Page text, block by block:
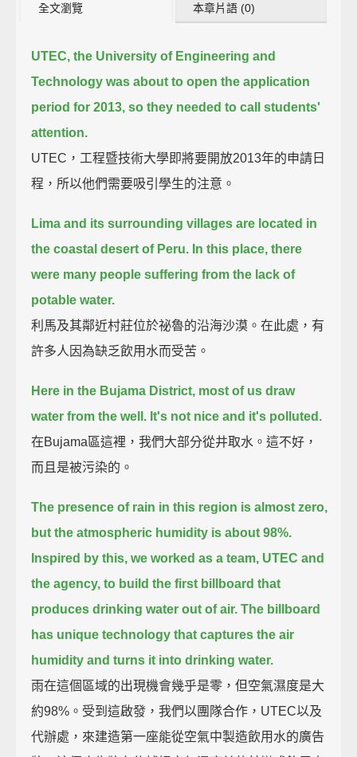
全文瀏覽 本章片語 (0)
UTEC, the University of Engineering and
Technology was about to open the application
period for 2013, so they needed to call students'
attention.
UTEC，工程暨技術大學即將要開放2013年的申請日
程，所以他們需要吸引學生的注意。
Lima and its surrounding villages are located in
the coastal desert of Peru. In this place, there
were many people suffering from the lack of
potable water.
利馬及其鄰近村莊位於祕魯的沿海沙漠。在此處，有
許多人因為缺乏飲用水而受苦。
Here in the Bujama District, most of us draw
water from the well. It's not nice and it's polluted.
在Bujama區這裡，我們大部分從井取水。這不好，
而且是被污染的。
The presence of rain in this region is almost zero,
but the atmospheric humidity is about 98%.
Inspired by this, we worked as a team, UTEC and
the agency, to build the first billboard that
produces drinking water out of air. The billboard
has unique technology that captures the air
humidity and turns it into drinking water.
雨在這個區域的出現機會幾乎是零，但空氣濕度是大
約98%。受到這啟發，我們以團隊合作，UTEC以及
代辦處，來建造第一座能從空氣中製造飲用水的廣告